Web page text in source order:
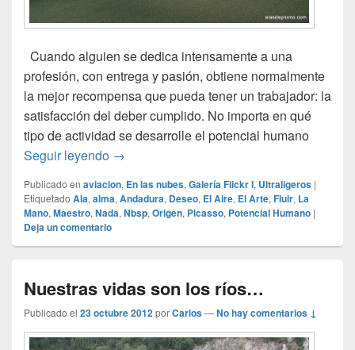
Cuando alguien se dedica intensamente a una
profesión, con entrega y pasión, obtiene normalmente
la mejor recompensa que pueda tener un trabajador: la
satisfacción del deber cumplido. No importa en qué
tipo de actividad se desarrolle el potencial humano
Seguir leyendo Volar por placer
→
Publicado en aviacion, En las nubes, Galería Flickr I, Ultraligeros |
Etiquetado Ala, alma, Andadura, Deseo, El Aire, El Arte, Fluir, La
Mano, Maestro, Nada, Nbsp, Origen, Picasso, Potencial Humano |
Deja un comentario
Nuestras vidas son los ríos…
Publicado el 23 octubre 2012porCarlos—No hay comentarios ↓